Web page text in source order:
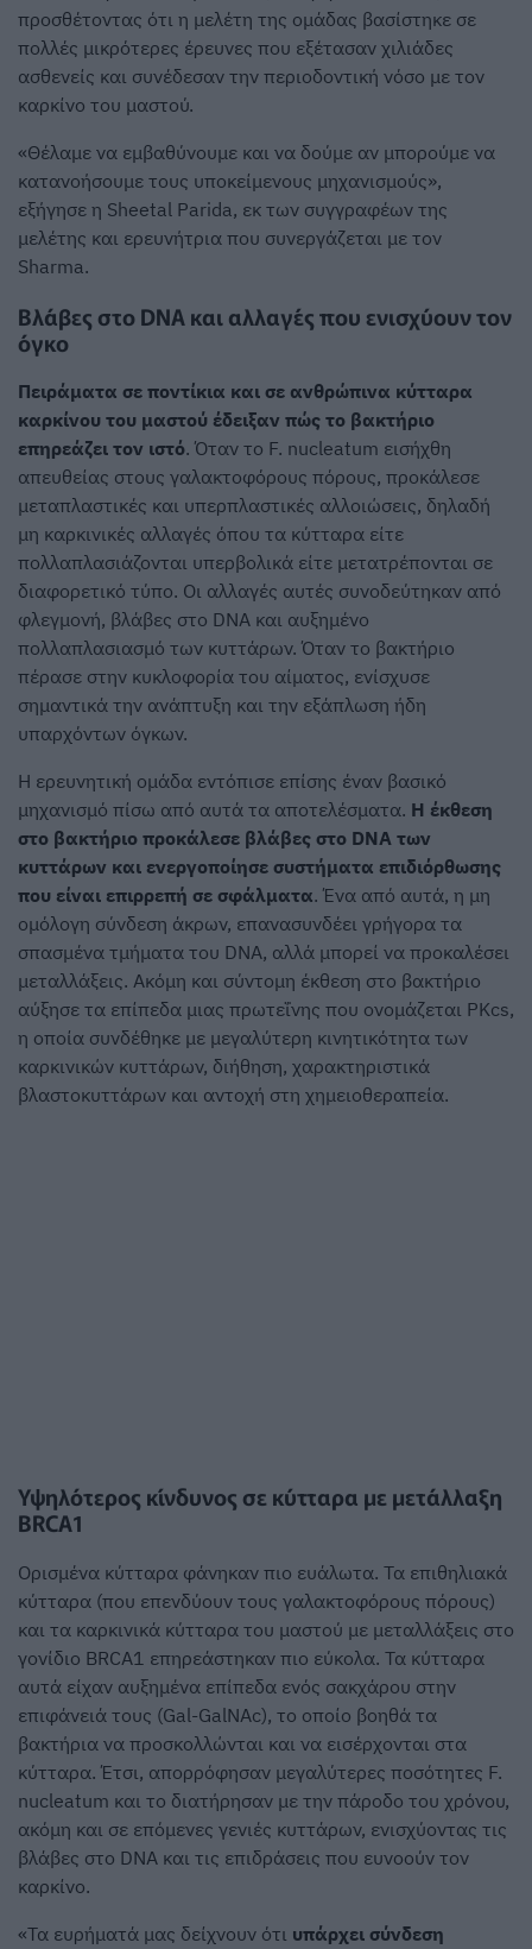
προσθέτοντας ότι η μελέτη της ομάδας βασίστηκε σε
πολλές μικρότερες έρευνες που εξέτασαν χιλιάδες
ασθενείς και συνέδεσαν την περιοδοντική νόσο με τον
καρκίνο του μαστού.
«Θέλαμε να εμβαθύνουμε και να δούμε αν μπορούμε να
κατανοήσουμε τους υποκείμενους μηχανισμούς»,
εξήγησε η Sheetal Parida, εκ των συγγραφέων της
μελέτης και ερευνήτρια που συνεργάζεται με τον
Sharma.
Βλάβες στο DNA και αλλαγές που ενισχύουν τον
όγκο
Πειράματα σε ποντίκια και σε ανθρώπινα κύτταρα
καρκίνου του μαστού έδειξαν πώς το βακτήριο
επηρεάζει τον ιστό. Όταν το F. nucleatum εισήχθη
απευθείας στους γαλακτοφόρους πόρους, προκάλεσε
μεταπλαστικές και υπερπλαστικές αλλοιώσεις, δηλαδή
μη καρκινικές αλλαγές όπου τα κύτταρα είτε
πολλαπλασιάζονται υπερβολικά είτε μετατρέπονται σε
διαφορετικό τύπο. Οι αλλαγές αυτές συνοδεύτηκαν από
φλεγμονή, βλάβες στο DNA και αυξημένο
πολλαπλασιασμό των κυττάρων. Όταν το βακτήριο
πέρασε στην κυκλοφορία του αίματος, ενίσχυσε
σημαντικά την ανάπτυξη και την εξάπλωση ήδη
υπαρχόντων όγκων.
Η ερευνητική ομάδα εντόπισε επίσης έναν βασικό
μηχανισμό πίσω από αυτά τα αποτελέσματα. Η έκθεση
στο βακτήριο προκάλεσε βλάβες στο DNA των
κυττάρων και ενεργοποίησε συστήματα επιδιόρθωσης
που είναι επιρρεπή σε σφάλματα. Ένα από αυτά, η μη
ομόλογη σύνδεση άκρων, επανασυνδέει γρήγορα τα
σπασμένα τμήματα του DNA, αλλά μπορεί να προκαλέσει
μεταλλάξεις. Ακόμη και σύντομη έκθεση στο βακτήριο
αύξησε τα επίπεδα μιας πρωτεΐνης που ονομάζεται PKcs,
η οποία συνδέθηκε με μεγαλύτερη κινητικότητα των
καρκινικών κυττάρων, διήθηση, χαρακτηριστικά
βλαστοκυττάρων και αντοχή στη χημειοθεραπεία.
Υψηλότερος κίνδυνος σε κύτταρα με μετάλλαξη
BRCA1
Ορισμένα κύτταρα φάνηκαν πιο ευάλωτα. Τα επιθηλιακά
κύτταρα (που επενδύουν τους γαλακτοφόρους πόρους)
και τα καρκινικά κύτταρα του μαστού με μεταλλάξεις στο
γονίδιο BRCA1 επηρεάστηκαν πιο εύκολα. Τα κύτταρα
αυτά είχαν αυξημένα επίπεδα ενός σακχάρου στην
επιφάνειά τους (Gal-GalNAc), το οποίο βοηθά τα
βακτήρια να προσκολλώνται και να εισέρχονται στα
κύτταρα. Έτσι, απορρόφησαν μεγαλύτερες ποσότητες F.
nucleatum και το διατήρησαν με την πάροδο του χρόνου,
ακόμη και σε επόμενες γενιές κυττάρων, ενισχύοντας τις
βλάβες στο DNA και τις επιδράσεις που ευνοούν τον
καρκίνο.
«Τα ευρήματά μας δείχνουν ότι υπάρχει σύνδεση